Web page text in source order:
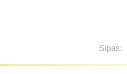
Sipas: